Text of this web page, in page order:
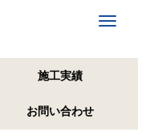
Toggle
施工実績
お問い合わせ